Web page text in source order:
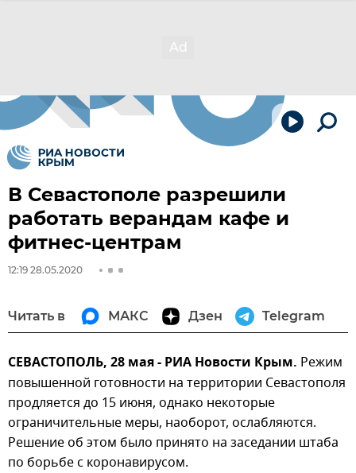
В Севастополе разрешили
работать верандам кафе и
фитнес-центрам
12:19 28.05.2020
Читать в МАКС Дзен Telegram
СЕВАСТОПОЛЬ, 28 мая - РИА Новости Крым. Режим
повышенной готовности на территории Севастополя
продляется до 15 июня, однако некоторые
ограничительные меры, наоборот, ослабляются.
Решение об этом было принято на заседании штаба
по борьбе с коронавирусом.